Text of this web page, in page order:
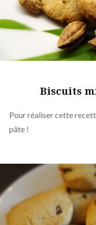
Biscuits
Pour réaliser cette
pâte !